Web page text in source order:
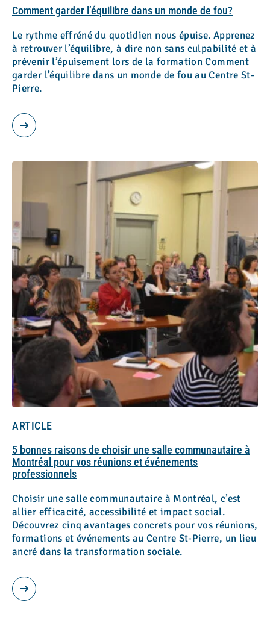
Comment garder l’équilibre dans un monde de fou?
Le rythme effréné du quotidien nous épuise. Apprenez
à retrouver l’équilibre, à dire non sans culpabilité et à
prévenir l’épuisement lors de la formation Comment
garder l’équilibre dans un monde de fou au Centre St-
Pierre.
ARTICLE
5 bonnes raisons de choisir une salle communautaire à
Montréal pour vos réunions et événements
professionnels
Choisir une salle communautaire à Montréal, c’est
allier efficacité, accessibilité et impact social.
Découvrez cinq avantages concrets pour vos réunions,
formations et événements au Centre St-Pierre, un lieu
ancré dans la transformation sociale.